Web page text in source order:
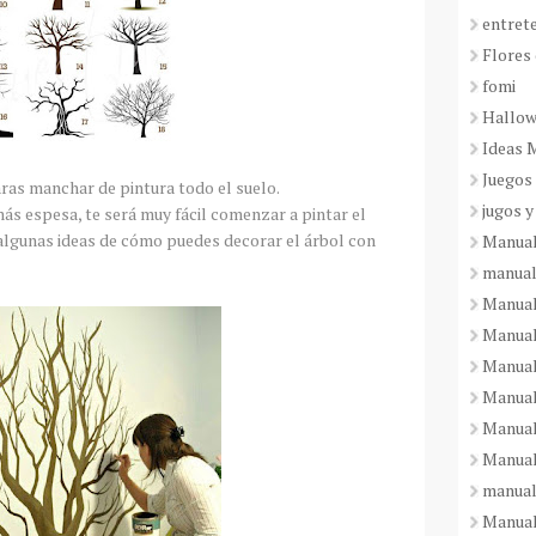
manchar de pintura todo el suelo.
espesa, te será muy fácil comenzar a pintar el
ideas de cómo puedes decorar el árbol con
fomi
Ideas
jugos